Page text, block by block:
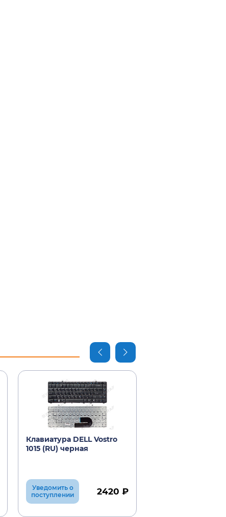
Клавиатура DELL Vostro
1015 (RU) черная
Уведомить о
поступлении
2420 ₽